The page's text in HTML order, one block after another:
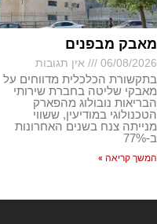
מאבק מבפנים
06/08/2026 אין תגובות
בתקשורת הכלכלית מדווחים על
מאבקי שליטה בחברת שירותי
הבריאות נובולוג מהפארק
הטכנולוגי במודיעין, ששווי
מנייתה צנח בשנים האחרונות
ב-77%
המשך קריאה »